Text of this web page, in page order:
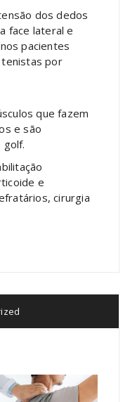
dos dedos
face lateral e
pacientes
tenistas por
que fazem
e são
e
cirurgia